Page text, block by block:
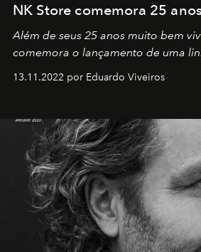
NK Store comemora 25
Além de seus 25 anos muito bem
comemora o lançamento de uma
13.11.2022 por Eduardo Viveiros